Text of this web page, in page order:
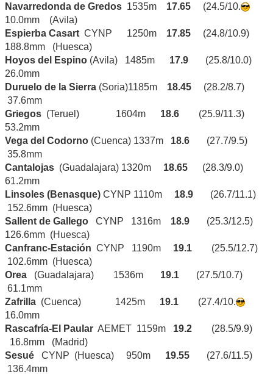
Navarredonda de Gredos 1535m 17.65 (24.5/10.
10.0mm (Avila)
Espierba Casart CYNP 1250m 17.85 (24.8/10.9)
188.8mm (Huesca)
Hoyos del Espino (Avila) 1485m 17.9 (25.8/10.0)
26.0mm
Duruelo de la Sierra (Soria)1185m 18.45 (28.2/8.7)
37.6mm
Griegos (Teruel) 1604m 18.6 (25.9/11.3)
53.2mm
Vega del Codorno (Cuenca) 1337m 18.6 (27.7/9.5)
35.8mm
Cantalojas (Guadalajara) 1320m 18.65 (28.3/9.0)
61.2mm
Linsoles (Benasque) CYNP 1110m 18.9 (26.7/11.1)
152.6mm (Huesca)
Sallent de Gallego CYNP 1316m 18.9 (25.3/12.5)
126.6mm (Huesca)
Canfranc-Estación CYNP 1190m 19.1 (25.5/12.7)
102.6mm (Huesca)
Orea
(Guadalajara) 1536m 19.1 (27.5/10.7)
61.1mm
Zafrilla (Cuenca) 1425m 19.1 (27.4/10.
16.0mm
Rascafría-El Paular AEMET 1159m 19.2 (28.5/9.9)
16.8mm (Madrid)
Sesué CYNP (Huesca) 950m 19.55 (27.6/11.5)
136.4mm